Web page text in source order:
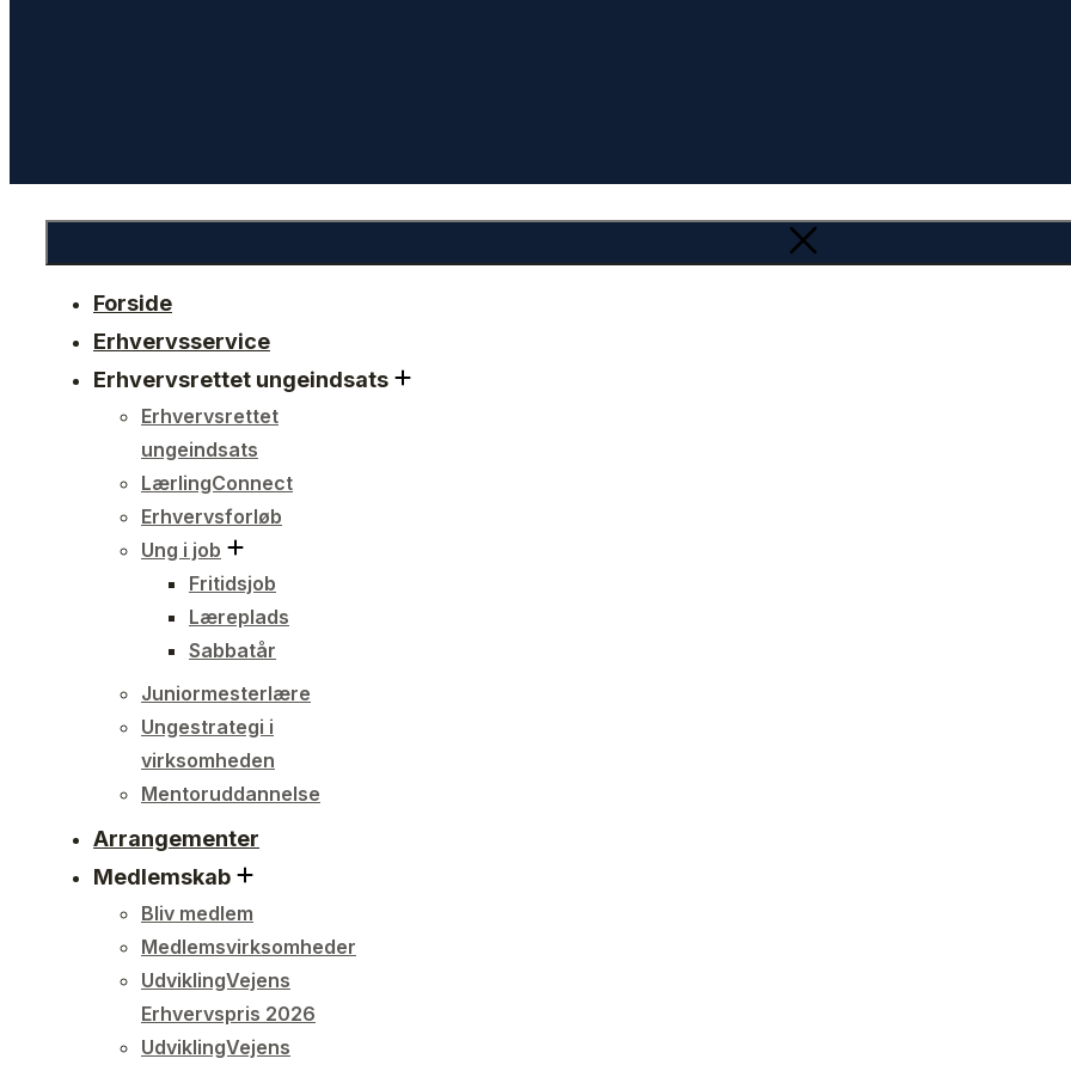
Forside
Erhvervsservice
Erhvervsrettet ungeindsats
Erhvervsrettet
ungeindsats
LærlingConnect
Erhvervsforløb
Ung i job
Fritidsjob
Læreplads
Sabbatår
Juniormesterlære
Ungestrategi i
virksomheden
Mentoruddannelse
Arrangementer
Medlemskab
Bliv medlem
Medlemsvirksomheder
UdviklingVejens
Erhvervspris 2026
UdviklingVejens